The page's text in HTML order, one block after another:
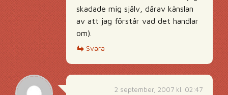
skadade mig själv, därav känslan
av att jag förstår vad det handlar
om).
Svara
2 september, 2007 kl. 02:47